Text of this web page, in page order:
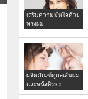
เสริมความมั่นใจด้วย
ทรงผม
ผลิตภัณฑ์ดูแลเส้นผม
และหนังศีรษะ